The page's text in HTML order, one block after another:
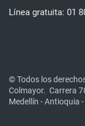
Línea gratuita: 01
© Todos los
Colmayor. Carrera
Medellín - Antioquia